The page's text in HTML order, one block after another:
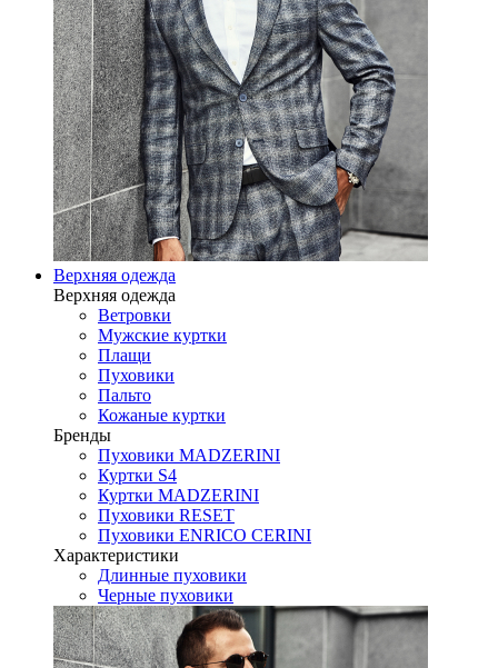
Верхняя одежда
Верхняя одежда
Ветровки
Мужские куртки
Плащи
Пуховики
Пальто
Кожаные куртки
Бренды
Пуховики MADZERINI
Куртки S4
Куртки MADZERINI
Пуховики RESET
Пуховики ENRICO CERINI
Характеристики
Длинные пуховики
Черные пуховики